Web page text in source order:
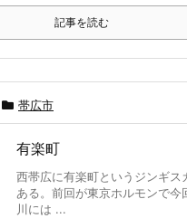
記事を読む
帯広市
有楽町
西帯広に有楽町というジンギス
ある。前回が東京ホルモンで今
川には ...